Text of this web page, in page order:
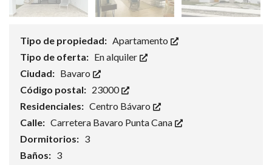
Tipo de propiedad: Apartamento
Tipo de oferta: En alquiler
Ciudad: Bavaro
Código postal: 23000
Residenciales: Centro Bávaro
Calle: Carretera Bavaro Punta Cana
Dormitorios: 3
Baños: 3